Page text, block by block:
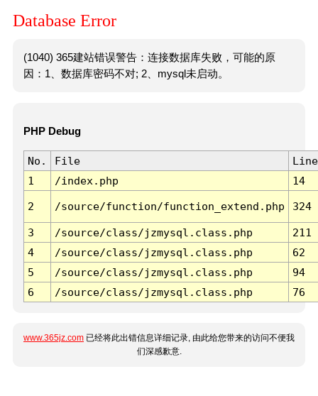
Database Error
(1040) 365建站错误警告：连接数据库失败，可能的原
因：1、数据库密码不对; 2、mysql未启动。
PHP Debug
No. File
Line
1
/index.php 14
2 /source/function/function_extend.php 324
3 /source/class/jzmysql.class.php
211
4
/source/class/jzmysql.class.php
62
5
/source/class/jzmysql.class.php
94
6
/source/class/jzmysql.class.php 76
www.365jz.com 已经将此出错信息详细记录, 由此给您带来的访问不便我
们深感歉意.